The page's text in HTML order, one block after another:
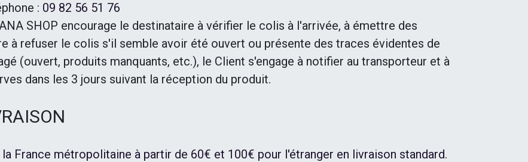
: 09 82 56 51 76
SHOP encourage le destinataire à vérifier le colis à l'arrivée, à émettre des
à refuser le colis s'il semble avoir été ouvert ou présente des traces évidentes de
(ouvert, produits manquants, etc.), le Client s'engage à notifier au transporteur et à
dans les 3 jours suivant la réception du produit.
France métropolitaine à partir de 60€ et 100€ pour l'étranger en livraison standard.